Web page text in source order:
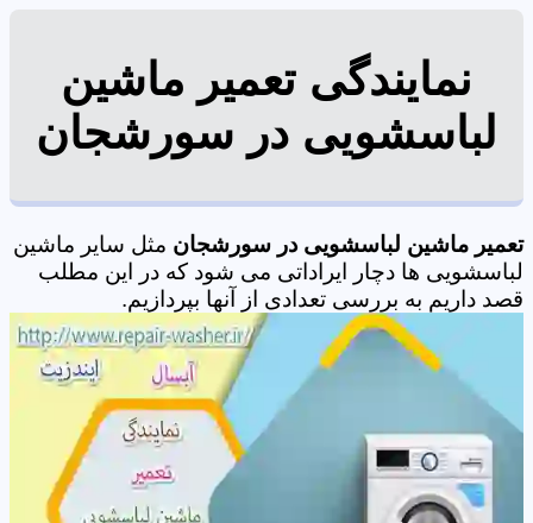
نمایندگی تعمیر ماشین
لباسشویی در سورشجان
تعمیر ماشین لباسشویی در سورشجان مثل سایر ماشین
لباسشویی ها دچار ایراداتی می شود که در این مطلب
قصد داریم به بررسی تعدادی از آنها بپردازیم.